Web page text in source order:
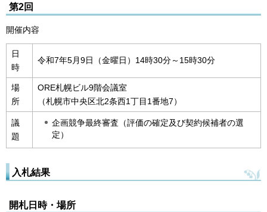
第2回
開催内容
日
時
令和7年5月9日（金曜日）14時30分～15時30分
場
所
ORE札幌ビル9階会議室
（札幌市中央区北2条西1丁目1番地7）
議
題
企画競争最終審査（評価の確定及び契約候補者の選
定）
入札結果
開札日時・場所